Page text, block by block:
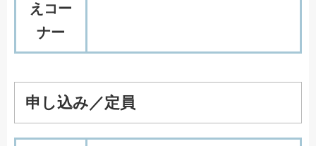
えコー
ナー
申し込み／定員